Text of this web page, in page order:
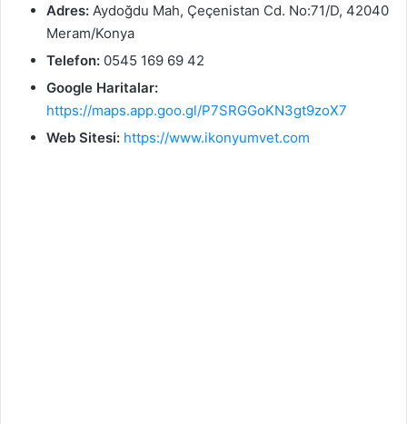
Adres: Aydoğdu Mah, Çeçenistan Cd. No:71/D, 42040
Meram/Konya
Telefon: 0545 169 69 42
Google Haritalar:
https://maps.app.goo.gl/P7SRGGoKN3gt9zoX7
Web Sitesi: https://www.ikonyumvet.com